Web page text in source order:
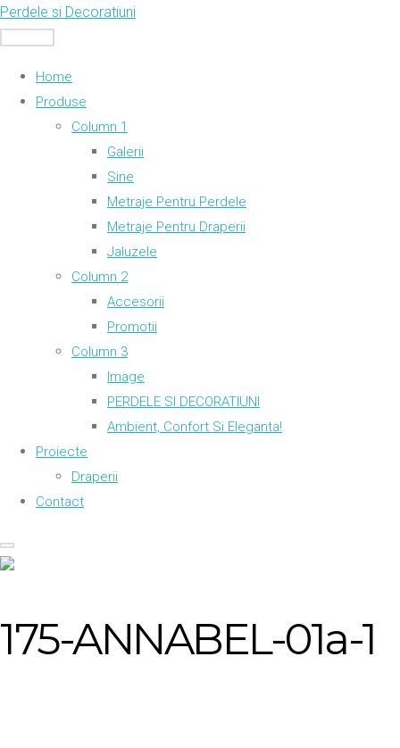
Skip
to
Perdele si Decoratiuni
Home
Produse
Column 1
Galerii
Sine
Metraje Pentru Perdele
Metraje Pentru Draperii
Jaluzele
Column 2
Accesorii
Promotii
Column 3
Image
PERDELE SI DECORATIUNI
Ambient, Confort Si Eleganta!
Proiecte
Draperii
Contact
175-ANNABEL-01a-1